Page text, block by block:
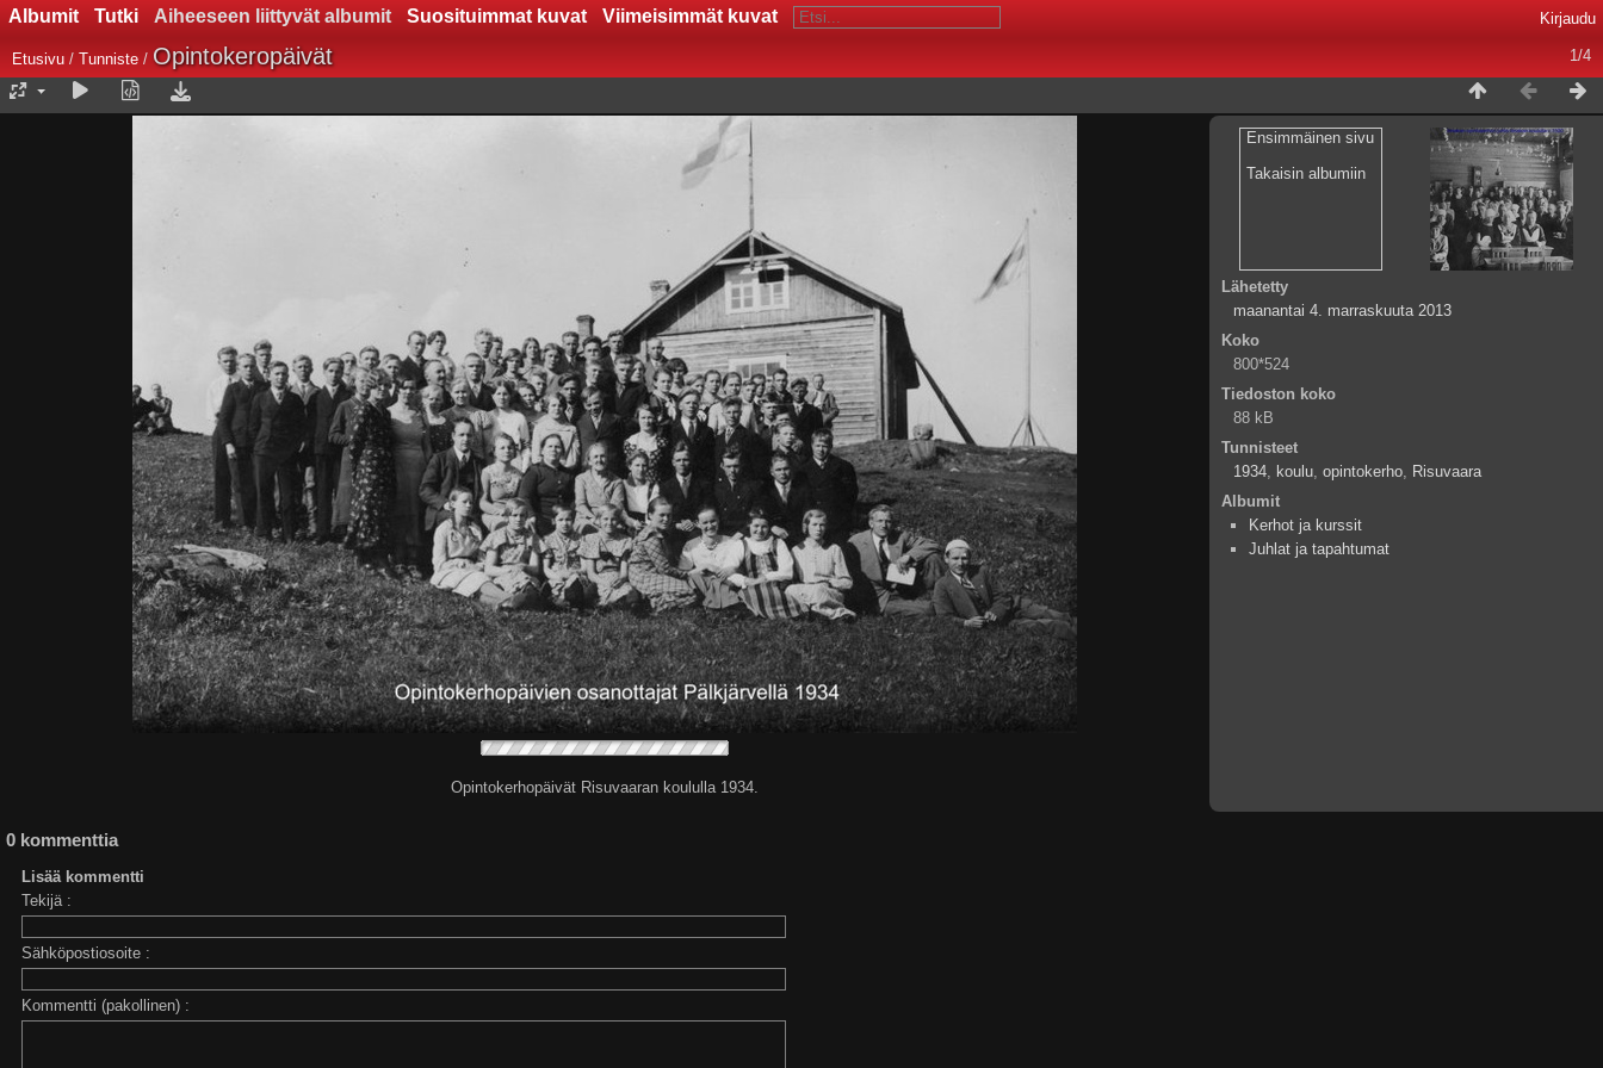
Albumit Tutki Aiheeseen liittyvät albumit Suosituimmat kuvat Viimeisimmät kuvat Kirjaudu
1/4
Etusivu / Tunniste / Opintokeropäivät
Opintokerhopäivät Risuvaaran koululla 1934.
Ensimmäinen sivu
Takaisin albumiin
Lähetetty
maanantai 4. marraskuuta 2013
Koko
800*524
Tiedoston koko
88 kB
Tunnisteet
1934, koulu, opintokerho, Risuvaara
Albumit
Kerhot ja kurssit
Juhlat ja tapahtumat
0 kommenttia
Lisää kommentti
Tekijä :
Sähköpostiosoite :
Kommentti (pakollinen) :